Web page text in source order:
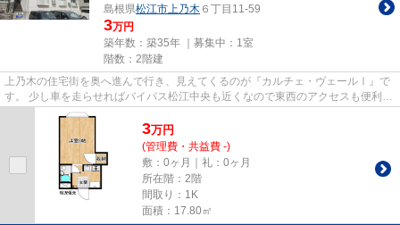
島根県松江市上乃木 ６丁目11-59
3万円
築年数：築35年 ｜募集中： 1室
階数：2階建
上乃木の住宅街を奥へ進んで行き、見えてくるのが『カルチェ・ヴェールⅠ』で
す。 少し車を走らせればバイパス松江中央も近くなので東西のアクセスも便利な
立地。 周辺にコンビニ・ショ...
3万円
(管理費・共益費 -)
敷：0ヶ月｜礼：0ヶ月
所在階：2階
間取り：1K
面積：17.80㎡